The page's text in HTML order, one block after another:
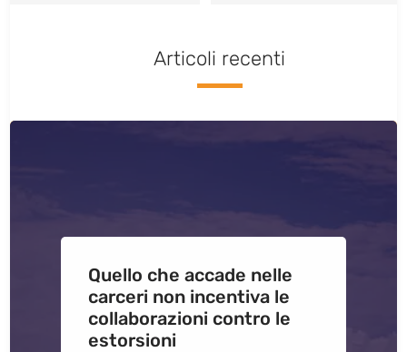
Articoli recenti
Quello che accade nelle
carceri non incentiva le
collaborazioni contro le
estorsioni